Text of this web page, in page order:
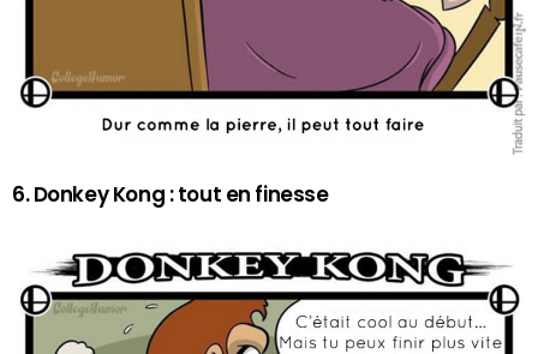
6. Donkey Kong : tout en finesse